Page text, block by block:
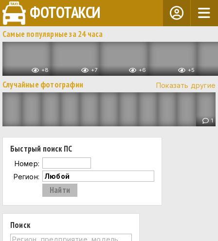
ФОТОТАКСИ
Самые популярные за 24 часа
+8 +7 +6 +5
Показать другие
Случайные фотографии
1
Быстрый поиск ПС
Номер:
Регион:
Поиск